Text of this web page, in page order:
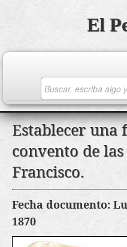
Saltar
contenido
El
Establecer una
convento de
Francisco.
Fecha documento:
1870